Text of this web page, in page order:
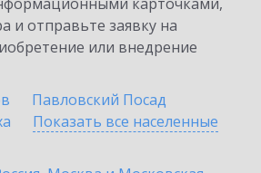
и отправьте заявку на
или внедрение
Павловский Посад
Показать все населенные